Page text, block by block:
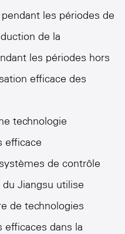
les périodes de
de la
les périodes hors
efficace des
technologie
efficace
de contrôle
Jiangsu utilise
de technologies
dans la